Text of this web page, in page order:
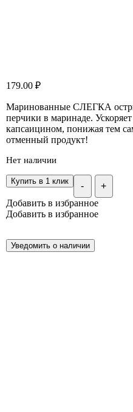
179.00 ₽
Маринованные СЛЕГКА
перчики в маринаде.
капсаицином, понижая тем
отменный продукт!
Нет наличии
- +
Купить в 1 клик
Добавить в избранное
Добавить в избранное